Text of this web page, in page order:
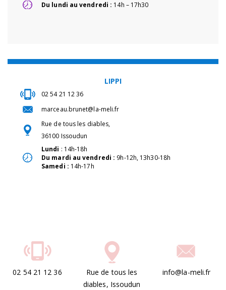
Du lundi au vendredi : 14h – 17h30
LIPPI
02 54 21 12 36
marceau.brunet@la-meli.fr
Rue de tous les diables,
36100 Issoudun
Lundi : 14h-18h
Du mardi au vendredi : 9h-12h, 13h30-18h
Samedi : 14h-17h
02 54 21 12 36
Rue de tous les
diables, Issoudun
info@la-meli.fr